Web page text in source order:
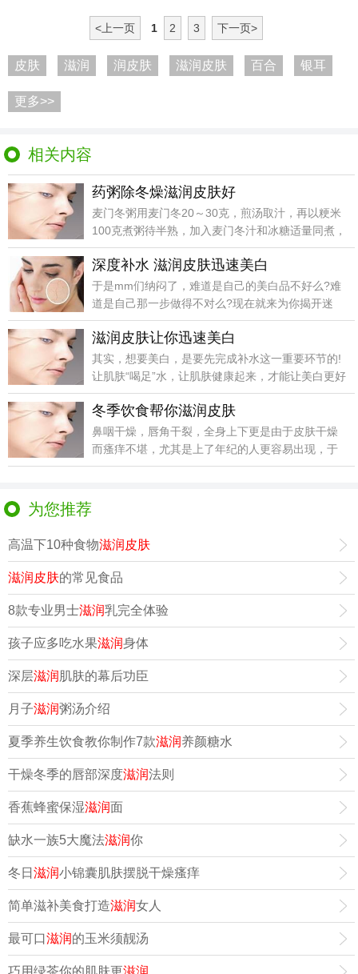
<上一页 1 2 3 下一页>
皮肤 滋润 润皮肤 滋润皮肤 百合 银耳
更多>>
相关内容
药粥除冬燥滋润皮肤好
麦门冬粥用麦门冬20～30克，煎汤取汁，再以粳米
100克煮粥待半熟，加入麦门冬汁和冰糖适量同煮，
有养
深度补水 滋润皮肤迅速美白
于是mm们纳闷了，难道是自己的美白品不好么?难
道是自己那一步做得不对么?现在就来为你揭开迷
雾。
滋润皮肤让你迅速美白
其实，想要美白，是要先完成补水这一重要环节的!
让肌肤“喝足”水，让肌肤健康起来，才能让美白更好
实现的
冬季饮食帮你滋润皮肤
鼻咽干燥，唇角干裂，全身上下更是由于皮肤干燥
而瘙痒不堪，尤其是上了年纪的人更容易出现，于
是忍不住去抓
为您推荐
高温下10种食物滋润皮肤
滋润皮肤的常见食品
8款专业男士滋润乳完全体验
孩子应多吃水果滋润身体
深层滋润 肌肤的幕后功臣
月子滋润粥汤介绍
夏季养生饮食教你制作7款滋润养颜糖水
干燥冬季的唇部深度滋润法则
香蕉蜂蜜保湿滋润面
缺水一族5大魔法滋润你
冬日 滋润小锦囊肌肤摆脱干燥瘙痒
简单滋补美食打造滋润女人
最可口滋润的玉米须靓汤
巧用绿茶你的肌肤更滋润